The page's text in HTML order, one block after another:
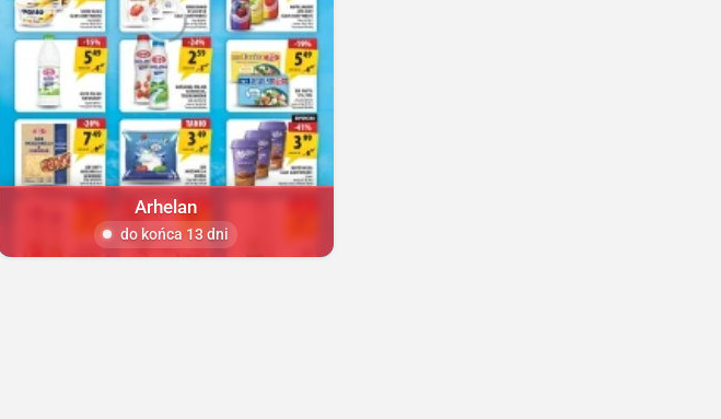
Arhelan
do końca 13 dni